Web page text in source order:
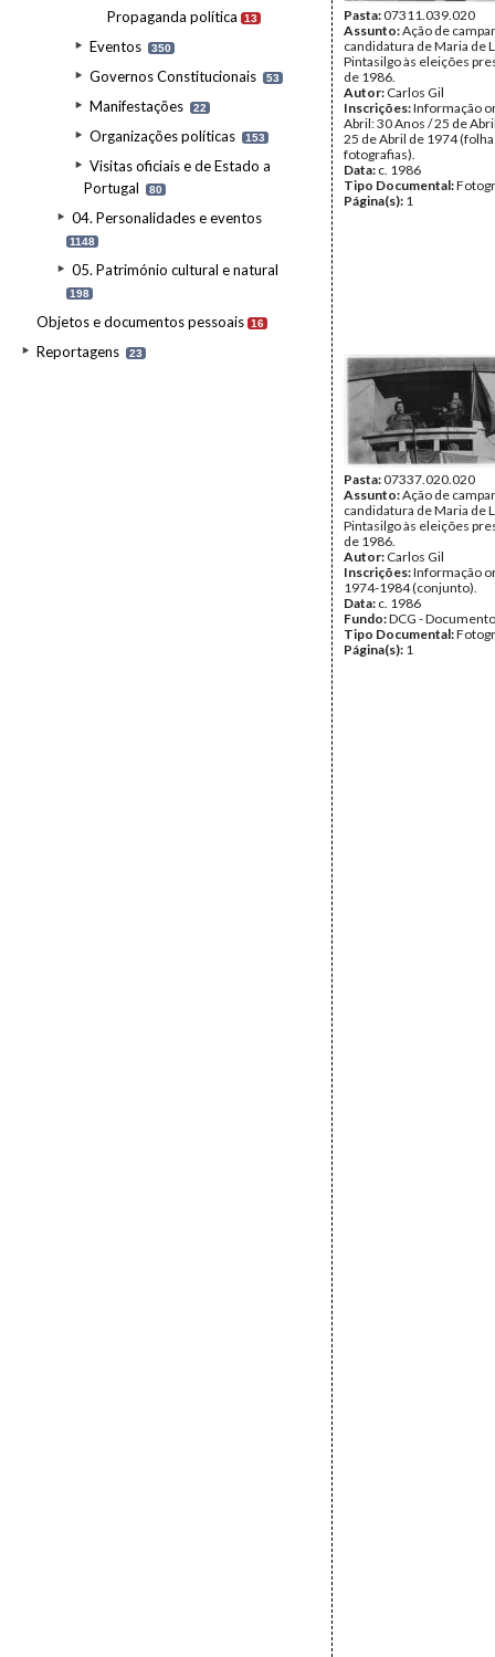
Propaganda política 13
Eventos 350
Governos Constitucionais 53
Manifestações 22
Organizações políticas 153
Visitas oficiais e de Estado a
Portugal
80
04. Personalidades e eventos
1148
05. Património cultural e natural
198
Objetos e documentos pessoais 16
Reportagens 23
Pasta:07311.039.020
Assunto:Ação de
candidatura de Maria de
Pintasilgo às eleições
de 1986.
Autor: Carlos Gil
Inscrições:Informação
Abril: 30 Anos / 25 de
25 de Abril de 1974
fotografias).
Data: c. 1986
Tipo Documental:
Página(s): 1
Pasta:07337.020.020
Assunto:Ação de
candidatura de Maria de
Pintasilgo às eleições
de 1986.
Autor: Carlos Gil
Inscrições:Informação
1974-1984 (conjunto).
Data: c. 1986
Fundo:DCG -
Tipo Documental:
Página(s): 1